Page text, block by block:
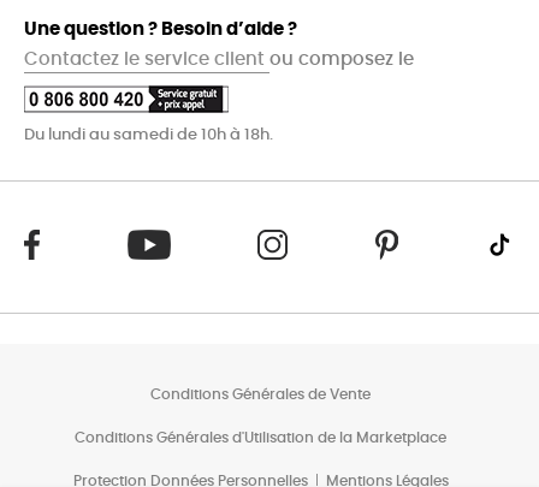
Une question ? Besoin d’aide ?
Contactez le service client ou composez le
Du lundi au samedi de 10h à 18h.
Conditions Générales de Vente
Conditions Générales d'Utilisation de la Marketplace
Protection Données Personnelles Mentions Légales